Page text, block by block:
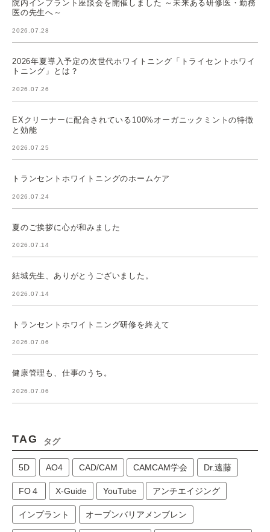
院内インプラント座談会を開催しました ～未来ある研修医・勤務
医の先生へ～
2026.07.28
2026年夏導入予定の次世代ホワイトニング「トライセントホワイ
トニング」とは？
2026.07.26
EXクリーナーに配合されている100%オーガニックミントの特徴
と効能
2026.07.25
トランセントホワイトニングのホームケア
2026.07.24
夏のご挨拶に心が和みました
2026.07.14
結城先生、ありがとうございました。
2026.07.14
トランセントホワイトニング研修を終えて
2026.07.06
健康管理も、仕事のうち。
2026.07.06
TAG タグ
5D AO4 CAD/CAM CAMCAM学会 Dr.遠藤
FO４ X-Guide YouTube アンチエイジング
インプラント オープンバリアメンブレン